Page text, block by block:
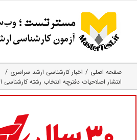
content
صفحه اصلی
اخبار کارشناسی ارشد سراسری
انتشار اصلاحیات دفترچه انتخاب رشته کارشناسی ارشد ۹۷